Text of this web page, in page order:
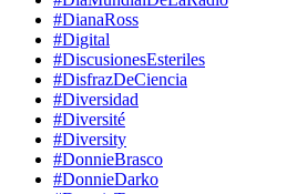
#DianaRoss
#Digital
#DiscusionesEsteriles
#DisfrazDeCiencia
#Diversidad
#Diversité
#Diversity
#DonnieBrasco
#DonnieDarko